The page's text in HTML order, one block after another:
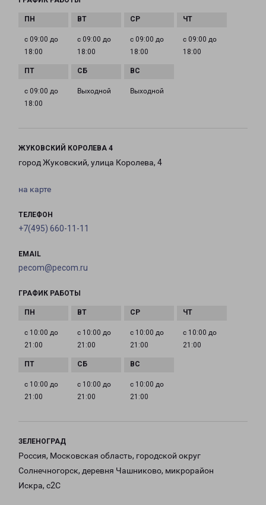
с 09:00 до
18:00
с 09:00 до
18:00
с 09:00 до
18:00
с 09:00 до
18:00
с 09:00 до
18:00
Выходной Выходной
ЖУКОВСКИЙ КОРОЛЕВА 4
город Жуковский, улица Королева, 4
на карте
ТЕЛЕФОН
+7(495) 660-11-11
EMAIL
pecom@pecom.ru
ГРАФИК РАБОТЫ
с 10:00 до
21:00
с 10:00 до
21:00
с 10:00 до
21:00
с 10:00 до
21:00
с 10:00 до
21:00
с 10:00 до
21:00
с 10:00 до
21:00
ЗЕЛЕНОГРАД
Россия, Московская область, городской округ
Солнечногорск, деревня Чашниково, микрорайон
Искра, с2С